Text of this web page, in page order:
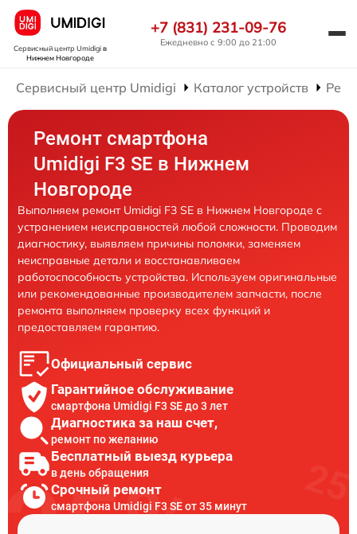
Сервисный центр Umidigiв
Нижнем Новгороде
+7 (831) 231-09-76
Ежедневно с 9:00 до 21:00
Сервисный центр Umidigi Каталог устройств
Ремонт смартфона
Umidigi F3 SE в Нижнем
Новгороде
Выполняем ремонт Umidigi F3 SE в Нижнем Новгороде с
устранением неисправностей любой сложности. Проводим
диагностику, выявляем причины поломки, заменяем
неисправные детали и восстанавливаем
работоспособность устройства. Используем оригинальные
или рекомендованные производителем запчасти, после
ремонта выполняем проверку всех функций и
предоставляем гарантию.
Официальный сервис
Гарантийное обслуживание
смартфона Umidigi F3 SE до 3 лет
Диагностика за наш счет,
ремонт по желанию
Бесплатный выезд курьера
в день обращения
Срочный ремонт
смартфона Umidigi F3 SE от 35 минут